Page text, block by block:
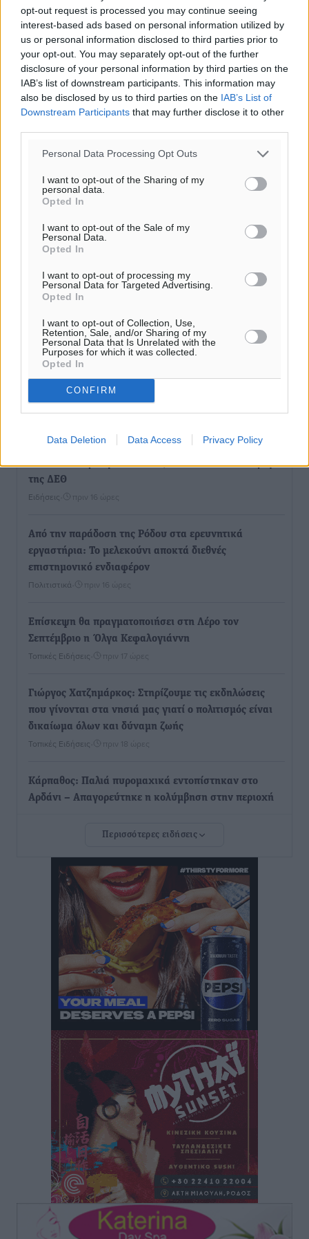
opt-out request is processed you may continue seeing
interest-based ads based on personal information utilized by
us or personal information disclosed to third parties prior to
your opt-out. You may separately opt-out of the further
disclosure of your personal information by third parties on the
IAB’s list of downstream participants. This information may
also be disclosed by us to third parties on the IAB’s List of
Downstream Participants that may further disclose it to other
Personal Data Processing Opt Outs
I want to opt-out of the Sharing of my
personal data.
Opted In
I want to opt-out of the Sale of my
Personal Data.
Opted In
I want to opt-out of processing my
Personal Data for Targeted Advertising.
Opted In
I want to opt-out of Collection, Use,
Retention, Sale, and/or Sharing of my
Personal Data that Is Unrelated with the
Purposes for which it was collected.
Opted In
CONFIRM
Data Deletion Data Access Privacy Policy
Ροή ειδήσεων
ιερό Ναό του Αγίου Νικολάου Παστίδας Μιχαήλ
Αποκαλυπτήρια για την «Ατζέντα 2030» από το βήμα
της ΔΕΘ
Ειδήσεις πριν 16 ώρες
Από την παράδοση της Ρόδου στα ερευνητικά
εργαστήρια: Το μελεκούνι αποκτά διεθνές
επιστημονικό ενδιαφέρον
Πολιτιστικά πριν 16 ώρες
Επίσκεψη θα πραγματοποιήσει στη Λέρο τον
Σεπτέμβριο η Όλγα Κεφαλογιάννη
Τοπικές Ειδήσεις πριν 17 ώρες
Γιώργος Χατζημάρκος: Στηρίζουμε τις εκδηλώσεις
που γίνονται στα νησιά μας γιατί ο πολιτισμός είναι
δικαίωμα όλων και δύναμη ζωής
Τοπικές Ειδήσεις πριν 18 ώρες
Κάρπαθος: Παλιά πυρομαχικά εντοπίστηκαν στο
Αρδάνι – Απαγορεύτηκε η κολύμβηση στην περιοχή
εφησυχασμού» – Σε πλήρη ετοιμότητα ο μηχανισμός
• πριν 19 ώρες
Καιρός: Επιμένουν οι υψηλές θερμοκρασίες – Ισχυρά
μελτέμια έως 9 μποφόρ, σε «Red Code» 6 περιοχές
Τοπικές Ειδήσεις• πριν 19 ώρες
Τα φοιτητικά ενοίκια «τινάζουν στον αέρα» τους
οικογενειακούς προϋπολογισμούς
Ειδήσεις• πριν 20 ώρες
Δύο νέοι ξενώνες παραδόθηκαν στις Ένοπλες
Δυνάμεις στη νήσο Ρω
Τοπικές Ειδήσεις πριν 20 ώρες
Συνεχίζεται η έξοδος του Αυγούστου – Πάνω από
34.000 αναχωρούν σήμερα μόνο από τον Πειραιά
Ειδήσεις• πριν 20 ώρες
Μόνιμες θέσεις στους παιδικούς σταθμούς: Οι
προϋποθέσεις, η 24μηνη εμπειρία και οι προθεσμίες
Περισσότερες ειδήσεις